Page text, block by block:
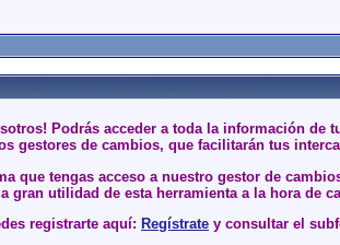
Podrás acceder a toda la información
gestores de cambios, que facilitarán tus
que tengas acceso a nuestro gestor de
gran utilidad de esta herramienta a la hora de
registrarte aquí: Regístrate y consultar el